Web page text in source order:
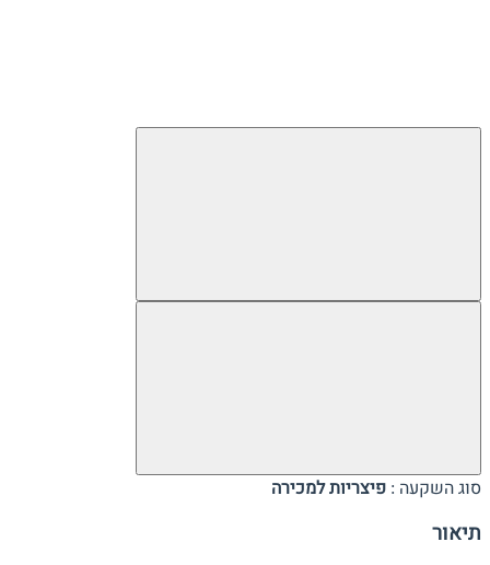
סוג השקעה : פיצריות למכירה
תיאור